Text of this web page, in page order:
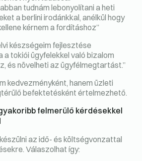
tudnám lebonyolítani a heti
a berlini irodánkkal, anélkül hogy
kérnem a fordításhoz”
készségeim fejlesztése
a tokiói ügyfelekkel való bizalom
és növelheti az ügyfélmegtartást.”
kedvezményként, hanem üzleti
befektetésként értelmezhető.
felmerülő kérdésekkel
az idő- és költségvonzattal
Válaszolhat így: